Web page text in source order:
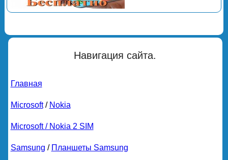
Навигация сайта.
Главная
Microsoft/ Nokia
Microsoft / Nokia 2 SIM
Samsung / Планшеты Samsung